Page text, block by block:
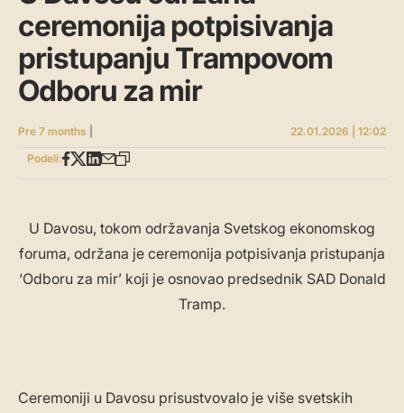
ceremonija potpisivanja
pristupanju Trampovom
Odboru za mir
Pre 7 months
22.01.2026 | 12:02
Podeli:
U Davosu, tokom održavanja Svetskog ekonomskog
foruma, održana je ceremonija potpisivanja pristupanja
‘Odboru za mir’ koji je osnovao predsednik SAD Donald
Tramp.
Ceremoniji u Davosu prisustvovalo je više svetskih